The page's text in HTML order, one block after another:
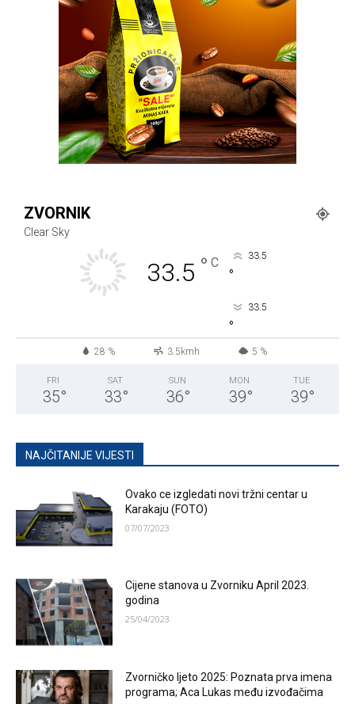
ZVORNIK
Clear Sky
33.5 ° C 33.5
°
33.5
°
28 % 3.5kmh 5 %
FRI
35°
SAT
33°
SUN
36°
MON
39°
TUE
39°
NAJČITANIJE VIJESTI
Ovako ce izgledati novi tržni centar u
Karakaju (FOTO)
07/07/2023
Cijene stanova u Zvorniku April 2023.
godina
25/04/2023
Zvorničko ljeto 2025: Poznata prva imena
programa; Aca Lukas među izvođačima